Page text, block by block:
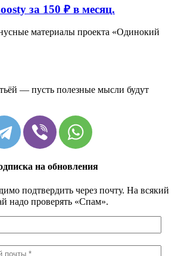
за 150 ₽ в месяц.
материалы проекта «Одинокий
— пусть полезные мысли будут
на обновления
подтвердить через почту. На всякий
надо проверять «Спам».